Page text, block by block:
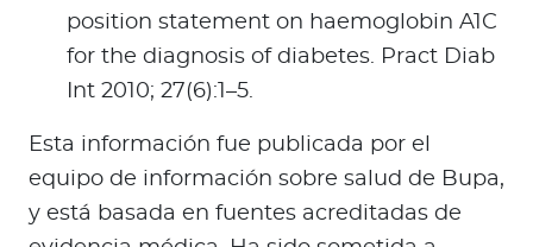
position statement on haemoglobin A1C
for the diagnosis of diabetes. Pract Diab
Int 2010; 27(6):1–5.
Esta información fue publicada por el
equipo de información sobre salud de Bupa,
y está basada en fuentes acreditadas de